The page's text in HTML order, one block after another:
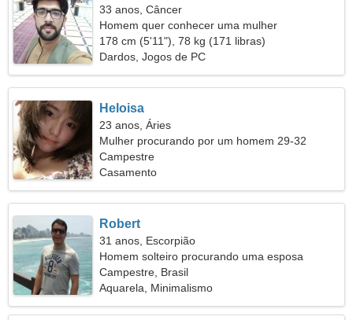
33 anos, Câncer
Homem quer conhecer uma mulher
178 cm (5'11"), 78 kg (171 libras)
Dardos, Jogos de PC
Heloisa
23 anos, Áries
Mulher procurando por um homem 29-32
Campestre
Casamento
Robert
31 anos, Escorpião
Homem solteiro procurando uma esposa
Campestre, Brasil
Aquarela, Minimalismo